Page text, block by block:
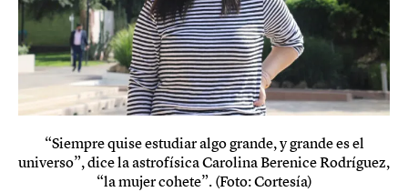
“Siempre quise estudiar algo grande, y grande es el
universo”, dice la astrofísica Carolina Berenice Rodríguez,
“la mujer cohete”. (Foto: Cortesía)